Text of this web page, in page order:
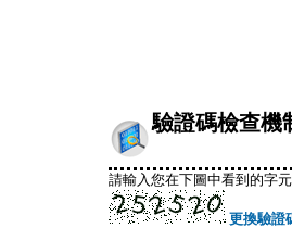
驗證碼檢查機
請輸入您在下圖中看到的字
更換驗證